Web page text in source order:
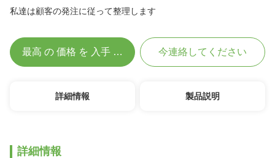
私達は顧客の発注に従って整理します
最高 の 価格 を 入手 する 今連絡してください
詳細情報 製品説明
詳細情報